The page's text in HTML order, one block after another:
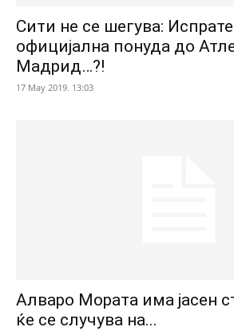
Сити не се шегува:
официјална понуда до
Мадрид…?!
17 May 2019. 13:03
Алваро Мората има јасен
ќе се случува на...